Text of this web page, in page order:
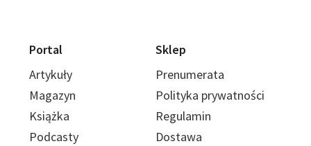
Portal
Artykuły
Magazyn
Książka
Podcasty
Sklep
Prenumerata
Polityka prywatności
Regulamin
Dostawa